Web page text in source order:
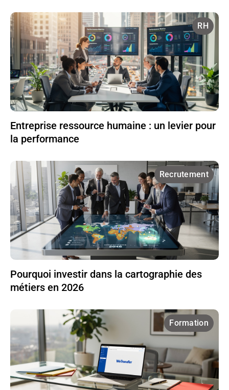
RH
Entreprise ressource humaine : un levier pour
la performance
Recrutement
Pourquoi investir dans la cartographie des
métiers en 2026
Formation